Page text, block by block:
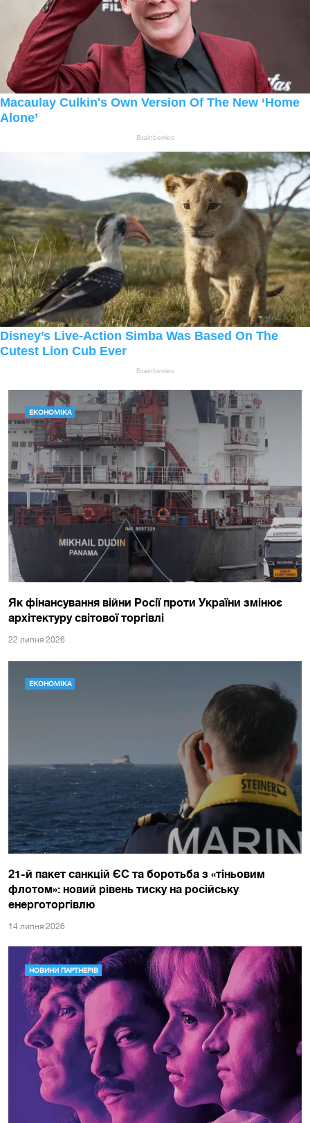
ЕКОНОМІКА
Як фінансування війни Росії проти України змінює
архітектуру світової торгівлі
22 липня 2026
ЕКОНОМІКА
21-й пакет санкцій ЄС та боротьба з «тіньовим
флотом»: новий рівень тиску на російську
енерготоргівлю
14 липня 2026